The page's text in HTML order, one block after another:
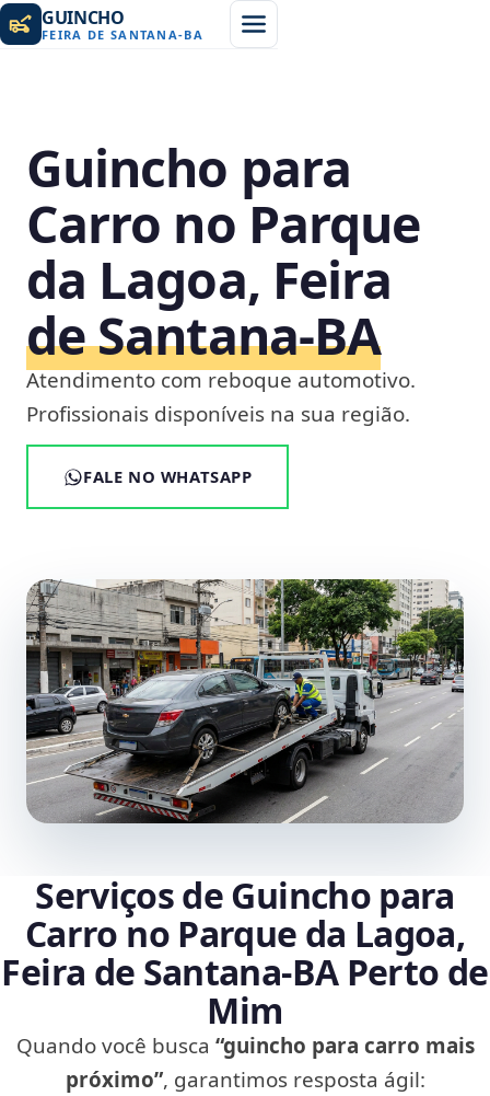
GUINCHO
FEIRA DE SANTANA-BA
Guincho para
Carro no Parque
da Lagoa, Feira
de Santana‑BA
Atendimento com reboque automotivo.
Profissionais disponíveis na sua região.
FALE NO WHATSAPP
Serviços de Guincho para
Carro no Parque da Lagoa,
Feira de Santana‑BA Perto de
Mim
Quando você busca “guincho para carro mais
próximo”, garantimos resposta ágil: